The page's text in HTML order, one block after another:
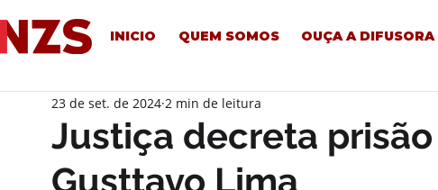
INICIO QUEM SOMOS OUÇA A DIFUSORA
Justiça decreta
Gusttavo Lima
23 de set. de 2024 2 min de leitura